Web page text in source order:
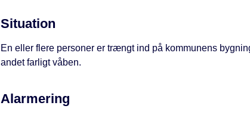
Situation
En eller flere personer er trængt ind på kommunens
andet farligt våben.
Alarmering